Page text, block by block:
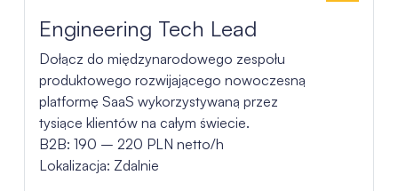
Engineering Tech Lead
Dołącz do międzynarodowego zespołu
produktowego rozwijającego nowoczesną
platformę SaaS wykorzystywaną przez
tysiące klientów na całym świecie.
B2B: 190 – 220 PLN netto/h
Lokalizacja: Zdalnie